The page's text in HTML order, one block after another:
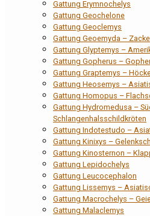
Gattung Erymnochelys
Gattung Geochelone
Gattung Geoclemys
Gattung Geoemyda –
Gattung Glyptemys –
Gattung Gopherus –
Gattung Graptemys –
Gattung Heosemys –
Gattung Homopus –
Gattung Hydromedusa –
Schlangenhalsschildkröten
Gattung Indotestudo –
Gattung Kinixys –
Gattung Kinosternon –
Gattung Lepidochelys
Gattung Leucocephalon
Gattung Lissemys –
Gattung Macrochelys –
Gattung Malaclemys